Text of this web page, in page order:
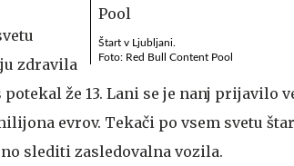
Štart v Ljubljani.
Foto: Red Bull Content Pool
zdravila
že 13. Lani se je nanj prijavilo
evrov. Tekači po vsem svetu
slediti zasledovalna vozila.